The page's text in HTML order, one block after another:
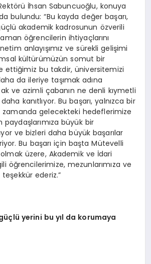
İhsan Sabuncuoğlu, konuya
bulundu: “Bu kayda değer başarı,
akademik kadrosunun özverili
öğrencilerin ihtiyaçlarını
anlayışımız ve sürekli gelişimi
kültürümüzün somut bir
ettiğimiz bu takdir, üniversitemizi
da ileriye taşımak adına
ve azimli çabanın ne denli kıymetli
kanıtlıyor. Bu başarı, yalnızca bir
zamanda gelecekteki hedeflerimize
büyük bir
ve bizleri daha büyük başarılar
Bu başarı için başta Mütevelli
üzere, Akademik ve İdari
öğrencilerimize, mezunlarımıza ve
ederiz.”
yerini bu yıl da korumaya